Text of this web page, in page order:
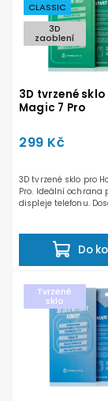
Abecedně
CLASSIC
3D
zaoblení
3D tvrzené
Magic 7 Pro
299 Kč
Do
3D tvrzené sklo pro
Pro. Ideální ochrana
displeje telefonu.
Tvrzené
sklo